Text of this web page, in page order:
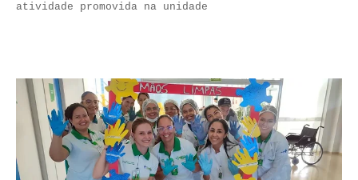
atividade promovida na unidade